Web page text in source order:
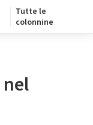
Tutte le
colonnine